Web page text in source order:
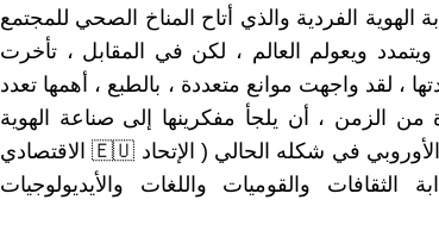
الهوية الفردية والذي أتاح المناخ الصحي للمجتمع
ويعولم العالم ، لكن في المقابل ، تأخرت
، لقد واجهت موانع متعددة ، بالطبع ، أهمها تعدد
الزمن ، أن يلجأ مفكرينها إلى صناعة الهوية
الكونية ، وبالتالي ، كان الاجتماع الأوروبي في شكله الحالي ( الإتحاد 🇪🇺 الاقتصادي
الثقافات والقوميات واللغات والأيديولوجيات